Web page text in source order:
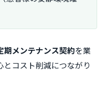
期メンテナンス契約を業
コスト削減につながり